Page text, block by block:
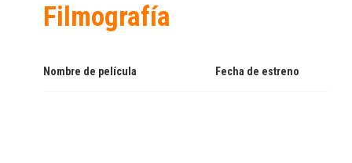
Filmografía
Nombre de película Fecha de estreno